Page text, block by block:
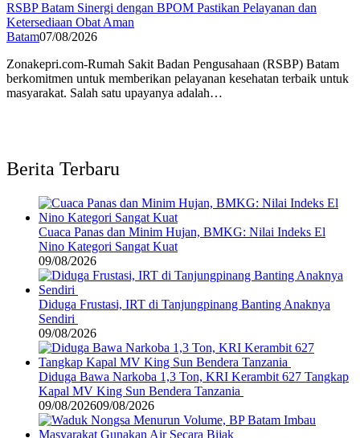
RSBP Batam Sinergi dengan BPOM Pastikan Pelayanan dan
Ketersediaan Obat Aman
Batam07/08/2026
Zonakepri.com-Rumah Sakit Badan Pengusahaan (RSBP) Batam
berkomitmen untuk memberikan pelayanan kesehatan terbaik untuk
masyarakat. Salah satu upayanya adalah…
Berita Terbaru
Cuaca Panas dan Minim Hujan, BMKG: Nilai Indeks El
Nino Kategori Sangat Kuat
09/08/2026
Diduga Frustasi, IRT di Tanjungpinang Banting Anaknya
Sendiri
09/08/2026
Diduga Bawa Narkoba 1,3 Ton, KRI Kerambit 627 Tangkap
Kapal MV King Sun Bendera Tanzania
09/08/202609/08/2026